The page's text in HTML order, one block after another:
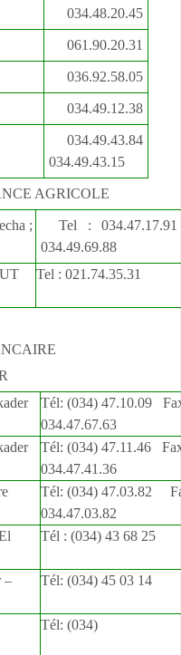
034.48.20.45
061.90.20.31
036.92.58.05
034.49.12.38
034.49.43.84
034.49.43.15
AGRICOLE
;
Tel :
034.49.69.88
Tel : 021.74.35.31
Tél: (034) 47.10.09
034.47.67.63
Tél: (034) 47.11.46
034.47.41.36
Tél: (034) 47.03.82
034.47.03.82
Tél : (034) 43 68 25
–
Tél: (034) 45 03 14
Tél: (034)